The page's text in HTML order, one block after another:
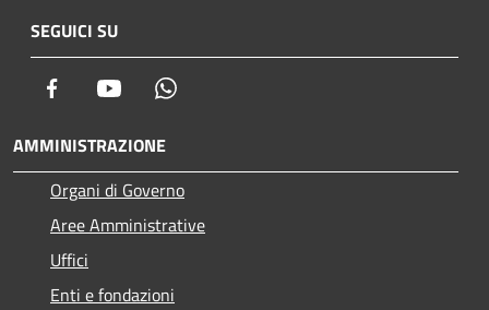
SEGUICI SU
Facebook Youtube
AMMINISTRAZIONE
Organi di Governo
Aree Amministrative
Uffici
Enti e fondazioni